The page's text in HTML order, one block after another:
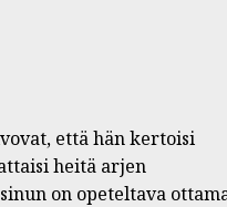
että hän kertoisi
heitä arjen
on opeteltava